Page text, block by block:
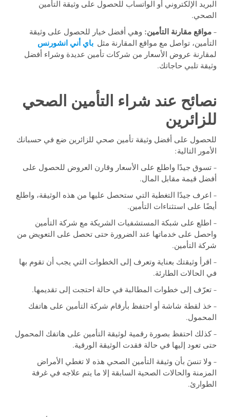
البريد الإلكتروني أو الواتساب للحصول على وثيقة التأمين
الصحي.
–مواقع مقارنة التأمين: وهي أفضل خيار للحصول على وثيقة
التأمين، تواصل مع مواقع المقارنة مثل باي أني انشورنس
لمقارنة عروض الأسعار من شركات تأمين عديدة وشراء أفضل
وثيقة تلبي حاجاتك.
نصائح عند شراء التأمين الصحي
للزائرين
للحصول على أفضل وثيقة تأمين صحي للزائرين ضع في حسبانك
الأمور التالية:
– تسوق جيدًا واطلع على الأسعار وقارن العروض للحصول على
أفضل قيمة مقابل المال.
– اعرف جيدًا التغطية التي ستحصل عليها من هذه الوثيقة، واطلع
أيضًا على استثناءات التأمين.
– اطلع على شبكة المستشفيات الشريكة مع شركة التأمين
واحصل على خدماتها عند الضرورة حتى تحصل على التعويض من
شركة التأمين.
– اقرأ وثيقتك بعناية وتعرف إلى الخطوات التي يجب أن تقوم بها
في الحالات الطارئة.
– تعرّف إلى خطوات المطالبة في حالة احتجت إلى تقديمها.
– خذ لقطة شاشة أو احتفظ بأرقام شركة التأمين على هاتفك
المحمول.
– كذلك احتفظ بصورة رقمية لوثيقة التأمين على هاتفك المحمول
حتى تعود إليها في حالة فقدت الوثيقة الورقية.
– ولا تنسَ بأن وثيقة التأمين الصحي هذه لا تغطي الأمراض
المزمنة والحالات الصحية السابقة إلا ما يتم علاجه في غرفة
الطوارئ.